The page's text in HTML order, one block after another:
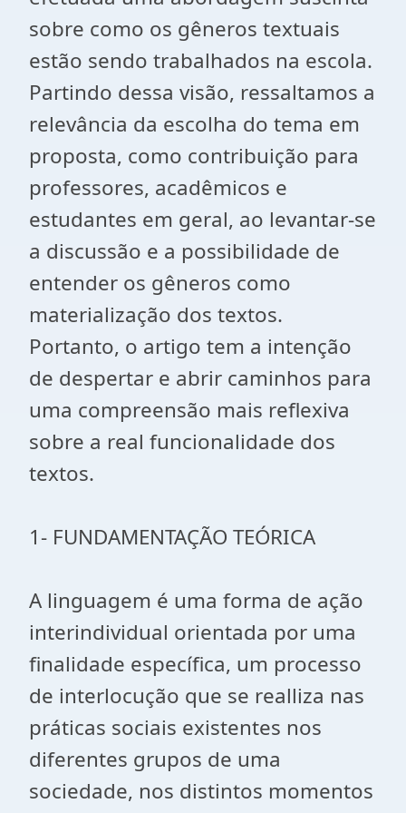
sobre como os gêneros textuais
estão sendo trabalhados na escola.
Partindo dessa visão, ressaltamos a
relevância da escolha do tema em
proposta, como contribuição para
professores, acadêmicos e
estudantes em geral, ao levantar-se
a discussão e a possibilidade de
entender os gêneros como
materialização dos textos.
Portanto, o artigo tem a intenção
de despertar e abrir caminhos para
uma compreensão mais reflexiva
sobre a real funcionalidade dos
textos.
1- FUNDAMENTAÇÃO TEÓRICA
A linguagem é uma forma de ação
interindividual orientada por uma
finalidade específica, um processo
de interlocução que se realliza nas
práticas sociais existentes nos
diferentes grupos de uma
sociedade, nos distintos momentos